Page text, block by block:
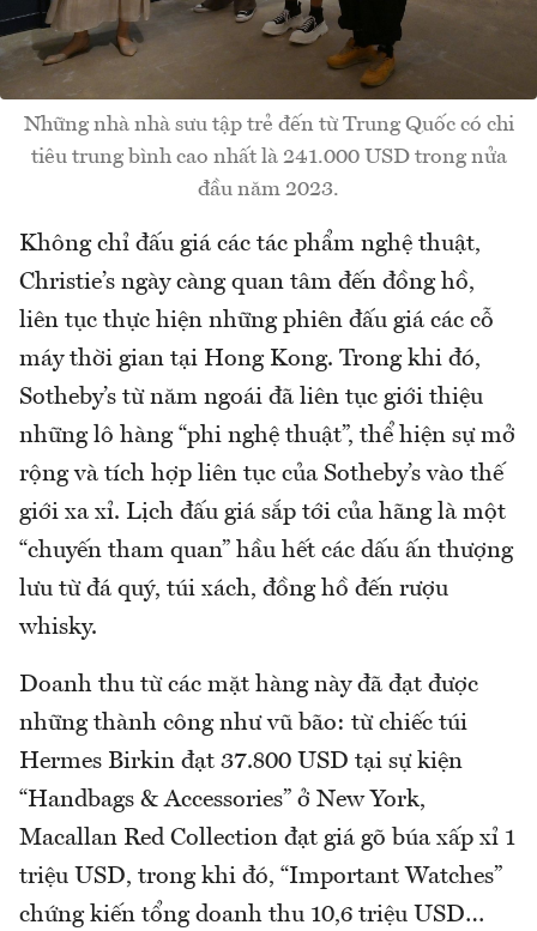
Những nhà nhà sưu tập trẻ đến từ Trung Quốc có chi
tiêu trung bình cao nhất là 241.000 USD trong nửa
đầu năm 2023.
Không chỉ đấu giá các tác phẩm nghệ thuật,
Christie’s ngày càng quan tâm đến đồng hồ,
liên tục thực hiện những phiên đấu giá các cỗ
máy thời gian tại Hong Kong. Trong khi đó,
Sotheby’s từ năm ngoái đã liên tục giới thiệu
những lô hàng “phi nghệ thuật”, thể hiện sự mở
rộng và tích hợp liên tục của Sotheby’s vào thế
giới xa xỉ. Lịch đấu giá sắp tới của hãng là một
“chuyến tham quan” hầu hết các dấu ấn thượng
lưu từ đá quý, túi xách, đồng hồ đến rượu
whisky.
Doanh thu từ các mặt hàng này đã đạt được
những thành công như vũ bão: từ chiếc túi
Hermes Birkin đạt 37.800 USD tại sự kiện
“Handbags & Accessories” ở New York,
Macallan Red Collection đạt giá gõ búa xấp xỉ 1
triệu USD, trong khi đó, “Important Watches”
chứng kiến tổng doanh thu 10,6 triệu USD…